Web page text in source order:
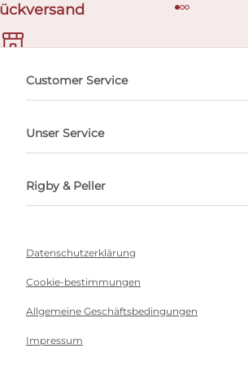
buchen
Customer Service
Unser Service
Rigby & Peller
Datenschutzerklärung
Cookie-bestimmungen
Allgemeine Geschäftsbedingungen
Impressum